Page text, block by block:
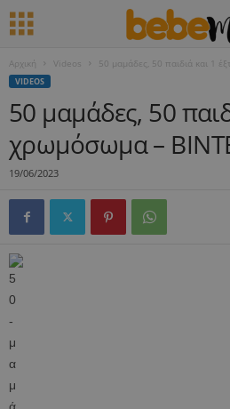
Αρχική Videos 50 μαμάδες, 50 παιδιά και 1
VIDEOS
50 μαμάδες, 50
χρωμόσωμα –
19/06/2023